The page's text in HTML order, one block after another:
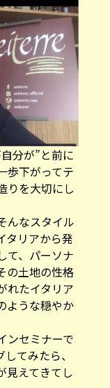
分が”と前に
歩下がってテ
りを大切にし
んなスタイル
タリアから発
て、パーソナ
の土地の性格
れたイタリア
ような穏やか
ンセミナーで
てみたら、
見えてきてし